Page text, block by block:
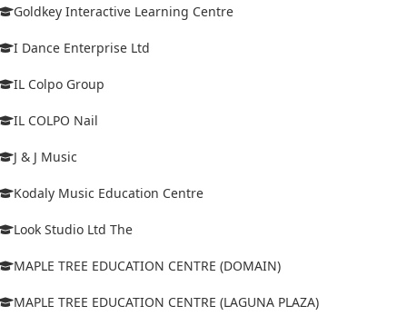
Goldkey Interactive Learning Centre
I Dance Enterprise Ltd
IL Colpo Group
IL COLPO Nail
J & J Music
Kodaly Music Education Centre
Look Studio Ltd The
MAPLE TREE EDUCATION CENTRE (DOMAIN)
MAPLE TREE EDUCATION CENTRE (LAGUNA PLAZA)